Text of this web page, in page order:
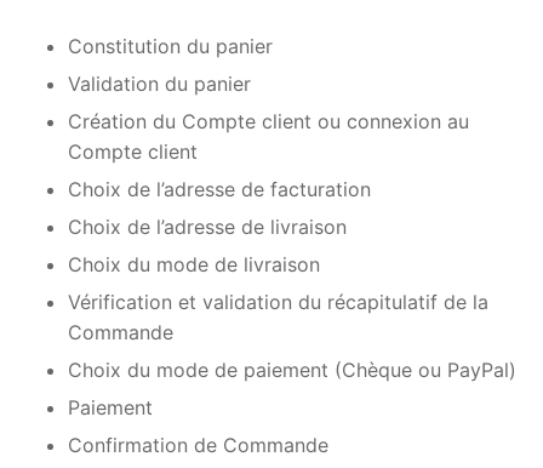
Constitution du panier
Validation du panier
Création du Compte client ou connexion au
Compte client
Choix de l’adresse de facturation
Choix de l’adresse de livraison
Choix du mode de livraison
Vérification et validation du récapitulatif de la
Commande
Choix du mode de paiement (Chèque ou PayPal)
Paiement
Confirmation de Commande